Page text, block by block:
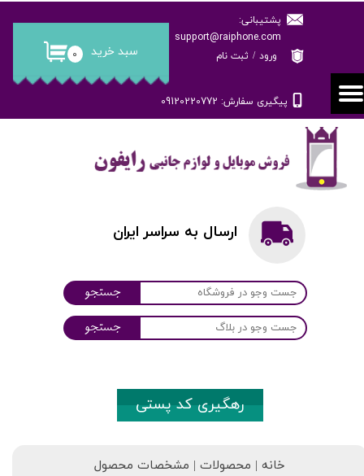
پشتیبانی:
support@raiphone.com
پیگیری سفارش: 09120220772
۰ سبد خرید ورود / ثبت نام
حساب کاربری من
تغییر گذر واژه
سفارشات
خروج از حساب کاربری
جستجو
جستجو
ارسال به سراسر ایران
رهگیری کد پستی
خانه | محصولات | مشخصات محصول